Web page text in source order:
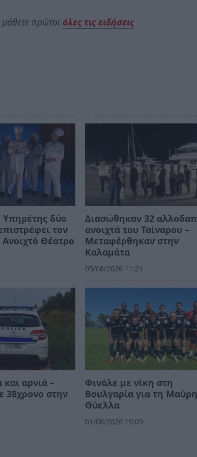
πρώτοι όλες τις ειδήσεις
δύο
τον
Θέατρο
Διασώθηκαν 32
ανοιχτά του Ταίναρου –
Μεταφέρθηκαν στην
Καλαμάτα
05/08/2026 11:21
αρνιά –
38χρονο στην
Φινάλε με νίκη στη
Βουλγαρία για τη
Θύελλα
01/08/2026 19:09